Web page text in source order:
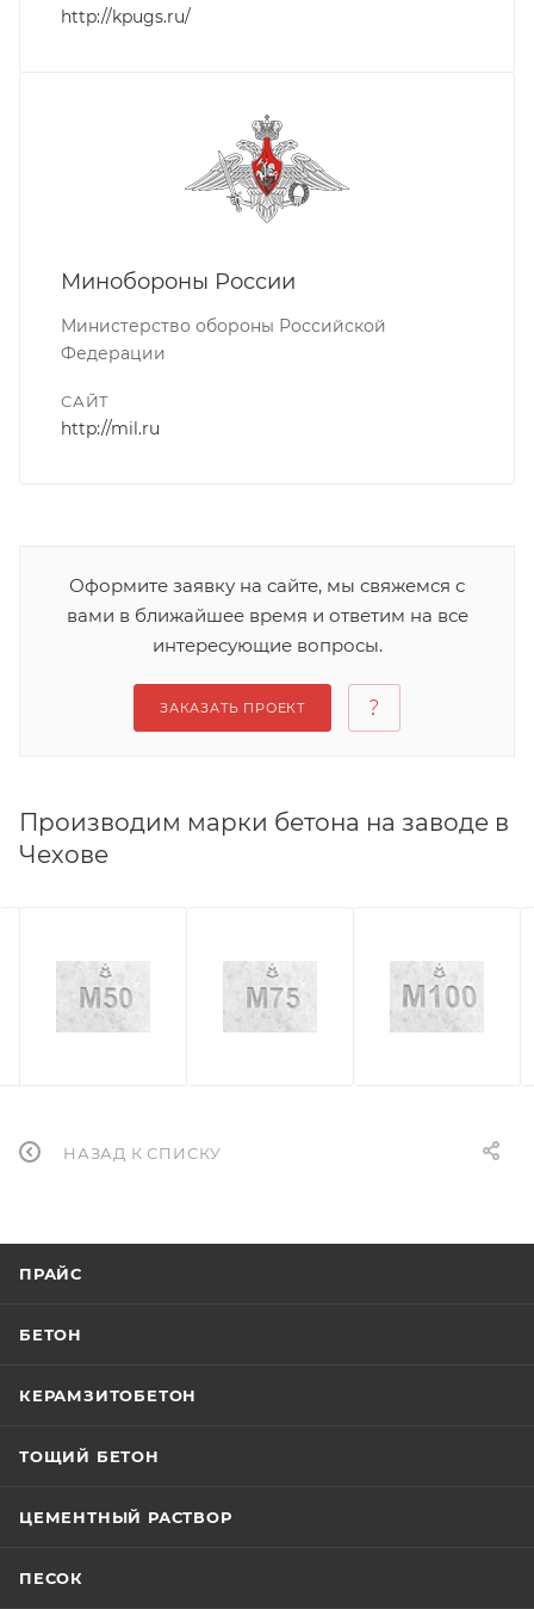
http://kpugs.ru/
Минобороны России
Министерство обороны Российской
Федерации
САЙТ
http://mil.ru
Оформите заявку на сайте, мы свяжемся с
вами в ближайшее время и ответим на все
интересующие вопросы.
ЗАКАЗАТЬ ПРОЕКТ
Производим марки бетона на заводе в
Чехове
НАЗАД К СПИСКУ
ПРАЙС
БЕТОН
КЕРАМЗИТОБЕТОН
ТОЩИЙ БЕТОН
ЦЕМЕНТНЫЙ РАСТВОР
ПЕСОК